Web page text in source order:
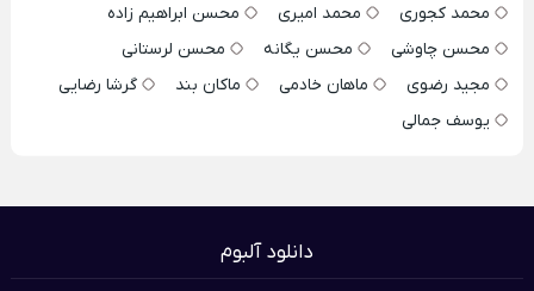
محمد کجوری
محمد امیری
محسن ابراهیم زاده
محسن چاوشی
محسن یگانه
محسن لرستانی
مجید رضوی
ماهان خادمی ماکان بند
گرشا رضایی
یوسف جمالی
دانلود آلبوم